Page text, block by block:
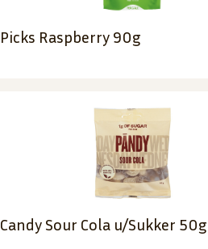
Picks Raspberry 90g
Candy Sour Cola u/Sukker